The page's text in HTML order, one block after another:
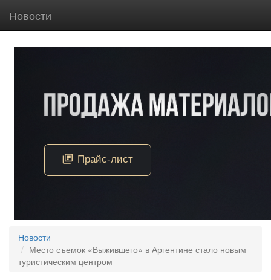
Новости
Новости
Место съемок «Выжившего» в Аргентине стало новым
туристическим центром